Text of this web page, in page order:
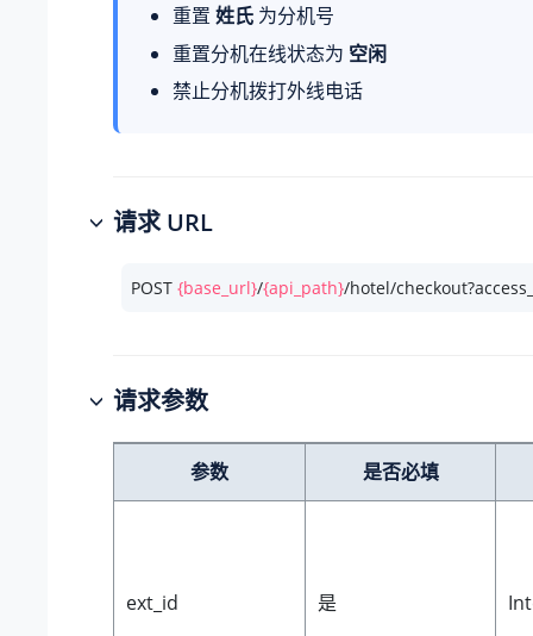
重置 姓氏为分机号
重置分机在线状态为 空闲
禁止分机拨打外线电话
请求 URL
POST {base_url}/{api_path}/hotel/
请求参数
参数 是否必填
ext_id 是